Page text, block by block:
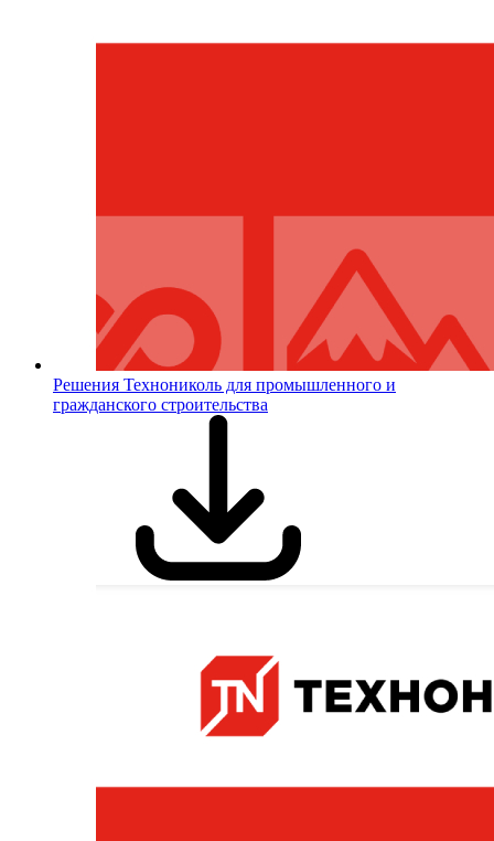
Решения Технониколь для промышленного и
гражданского строительства